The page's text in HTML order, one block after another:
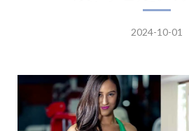
2024-10-01